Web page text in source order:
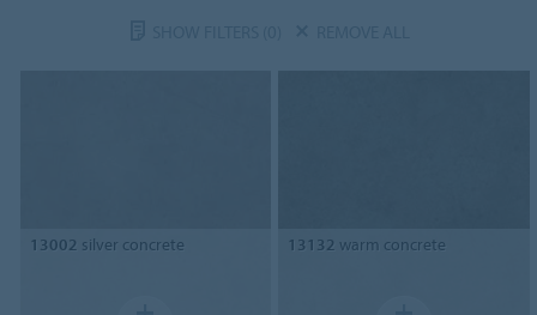
13002 silver concrete 13132 warm concrete